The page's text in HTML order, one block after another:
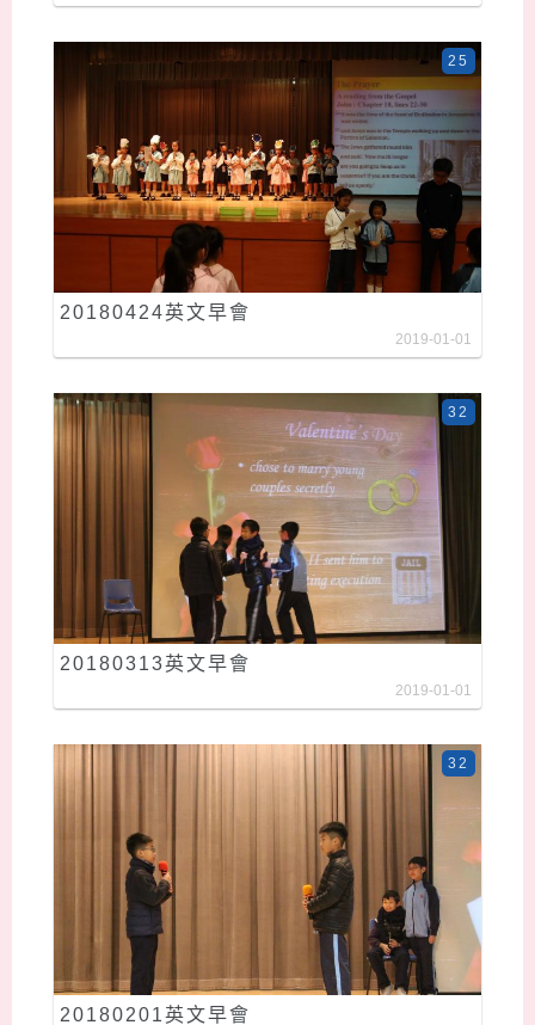
20180424英文早會
25
2019-01-01
20180313英文早會
32
2019-01-01
20180201英文早會
32